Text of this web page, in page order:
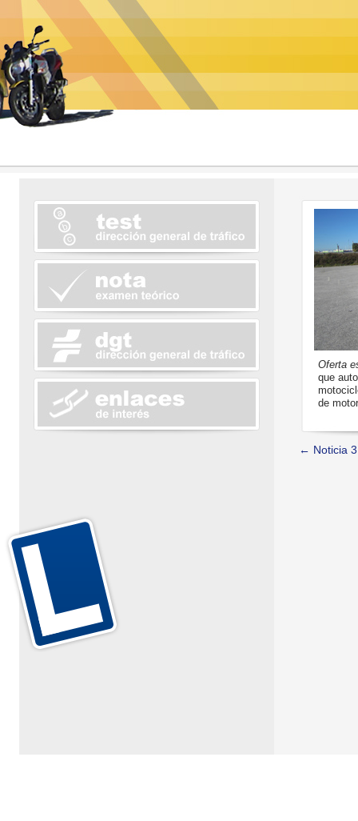
Autoescuelas Urbano
Oferta
que
de motor
← Noticia 3